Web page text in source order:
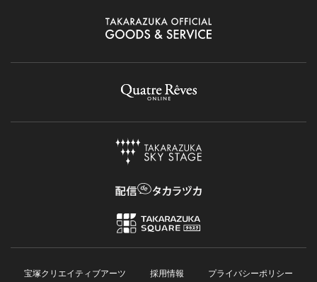
宝塚クリエイティブアーツ 採用情報 プライバシーポリシー